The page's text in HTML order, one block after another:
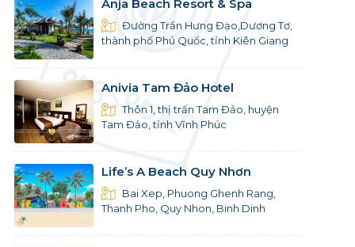
Anja Beach Resort & Spa
Đường Trần Hưng Đạo,Dương Tơ,
thành phố Phú Quốc, tỉnh Kiên Giang
Anivia Tam Đảo Hotel
Thôn 1, thị trấn Tam Đảo, huyện
Tam Đảo, tỉnh Vĩnh Phúc
Life’s A Beach Quy Nhơn
Bai Xep, Phuong Ghenh Rang,
Thanh Pho, Quy Nhon, Binh Dinh